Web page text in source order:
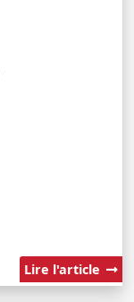
Lire l'article